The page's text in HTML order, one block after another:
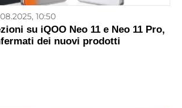
10:50
su iQOO Neo 11 e Neo 11 Pro,
dei nuovi prodotti